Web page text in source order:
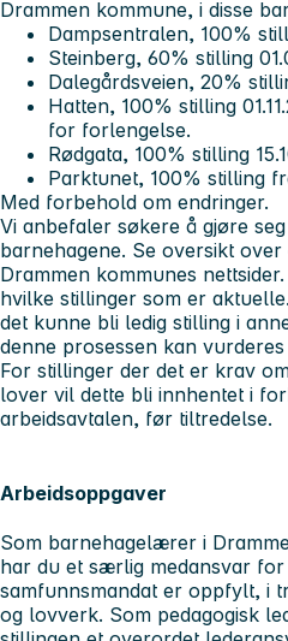
Drammen kommune, i disse
Dampsentralen, 100%
Steinberg, 60% stilling
Dalegårdsveien, 20%
Hatten, 100% stilling
for forlengelse.
Rødgata, 100% stilling
Parktunet, 100% stilling
Med forbehold om endringer.
Vi anbefaler søkere å gjøre
barnehagene. Se oversikt
Drammen kommunes
hvilke stillinger som er
det kunne bli ledig stilling i
denne prosessen kan
For stillinger der det er krav
lover vil dette bli innhentet i
arbeidsavtalen, før tiltredelse.
Arbeidsoppgaver
Som barnehagelærer i
har du et særlig medansvar for
samfunnsmandat er oppfylt, i
og lovverk. Som pedagogisk